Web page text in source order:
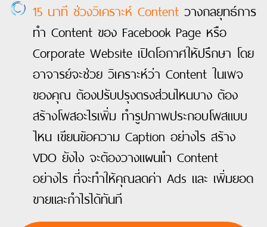
15 นาที ช่วงวิเคราะห์ Content วางกลยุทธ์การ
ทำ Content ของ Facebook Page หรือ
Corporate Website เปิดโอกาศให้ปรึกษา โดย
อาจารย์จะช่วย วิเคราะห์ว่า Content ในเพจ
ของคุณ ต้องปรับปรุงตรงส่วนไหนบาง ต้อง
สร้างโพสอะไรเพิ่ม ทำรูปภาพประกอบโพสแบบ
ไหน เขียนข้อความ Caption อย่างไร สร้าง
VDO ยังไง จะต้องวางแผนแำ Content
อย่างไร ที่จะทำให้คุณลดค่า Ads และ เพิ่มยอด
ขายและกำไรได้ทันที